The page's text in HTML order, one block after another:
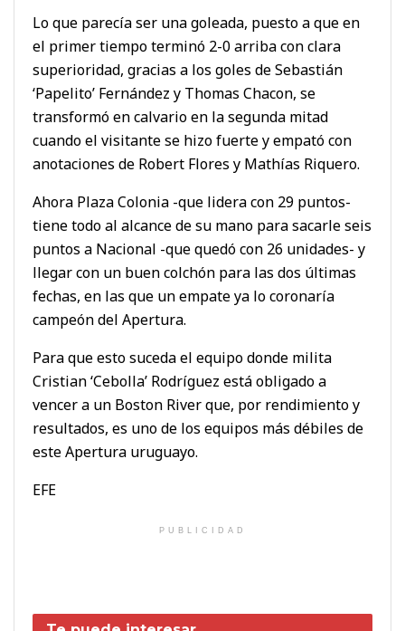
Lo que parecía ser una goleada, puesto a que en
el primer tiempo terminó 2-0 arriba con clara
superioridad, gracias a los goles de Sebastián
‘Papelito’ Fernández y Thomas Chacon, se
transformó en calvario en la segunda mitad
cuando el visitante se hizo fuerte y empató con
anotaciones de Robert Flores y Mathías Riquero.
Ahora Plaza Colonia -que lidera con 29 puntos-
tiene todo al alcance de su mano para sacarle seis
puntos a Nacional -que quedó con 26 unidades- y
llegar con un buen colchón para las dos últimas
fechas, en las que un empate ya lo coronaría
campeón del Apertura.
Para que esto suceda el equipo donde milita
Cristian ‘Cebolla’ Rodríguez está obligado a
vencer a un Boston River que, por rendimiento y
resultados, es uno de los equipos más débiles de
este Apertura uruguayo.
EFE
PUBLICIDAD